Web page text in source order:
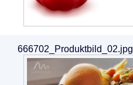
666702_Produktbild_02.jpg